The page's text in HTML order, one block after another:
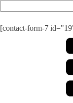
[contact-form-7